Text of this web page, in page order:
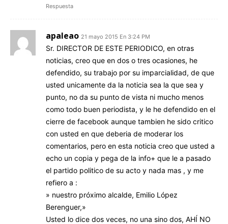
Respuesta
apaleao 21 mayo 2015 En 3:24 PM
Sr. DIRECTOR DE ESTE PERIODICO, en otras
noticias, creo que en dos o tres ocasiones, he
defendido, su trabajo por su imparcialidad, de que
usted unicamente da la noticia sea la que sea y
punto, no da su punto de vista ni mucho menos
como todo buen periodista, y le he defendido en el
cierre de facebook aunque tambien he sido critico
con usted en que deberia de moderar los
comentarios, pero en esta noticia creo que usted a
echo un copia y pega de la info+ que le a pasado
el partido politico de su acto y nada mas , y me
refiero a :
» nuestro próximo alcalde, Emilio López
Berenguer,»
Usted lo dice dos veces, no una sino dos, AHÍ NO